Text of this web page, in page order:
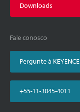
Downloads
Fale conosco
Pergunte à KEYENCE
+55-11-3045-4011